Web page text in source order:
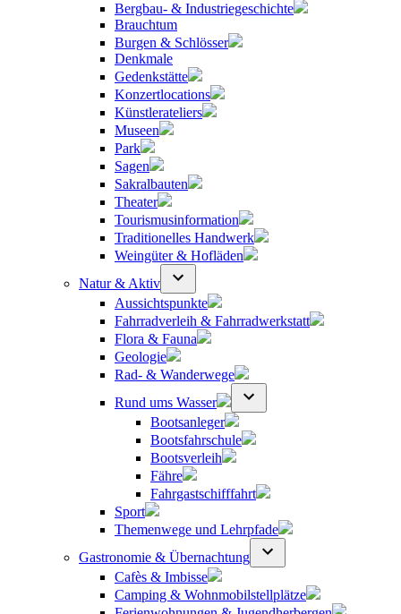
Bergbau- & Industriegeschichte
Brauchtum
Burgen & Schlösser
Denkmale
Gedenkstätte
Konzertlocations
Künstlerateliers
Museen
Park
Sagen
Sakralbauten
Theater
Tourismusinformation
Traditionelles Handwerk
Weingüter & Hofläden
Natur & Aktiv
Aussichtspunkte
Fahrradverleih & Fahrradwerkstatt
Flora & Fauna
Geologie
Rad- & Wanderwege
Rund ums Wasser
Bootsanleger
Bootsfahrschule
Bootsverleih
Fähre
Fahrgastschifffahrt
Sport
Themenwege und Lehrpfade
Gastronomie & Übernachtung
Cafès & Imbisse
Camping & Wohnmobilstellplätze